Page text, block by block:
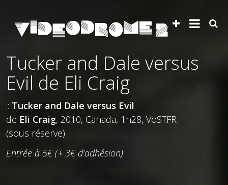
Tucker and Dale versus
Evil de Eli Craig
:: Tucker and Dale versus Evil
de Eli Craig, 2010, Canada, 1h28, VoSTFR
(sous réserve)
Entrée à 5€ (+ 3€ d’adhésion)